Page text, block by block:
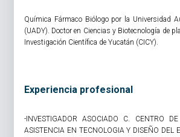
Química Fármaco Biólogo por la Universidad
(UADY). Doctor en Ciencias y Biotecnología de
Investigación Científica de Yucatán (CICY).
Experiencia profesional
-INVESTIGADOR ASOCIADO C. CENTRO
ASISTENCIA EN TECNOLOGIA Y DISEÑO DEL